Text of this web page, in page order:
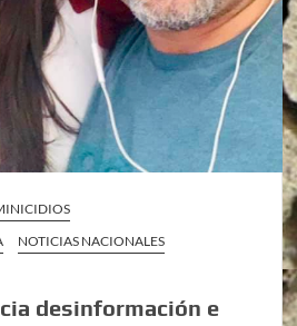
NOTICIAS NACIONALES
desinformación e